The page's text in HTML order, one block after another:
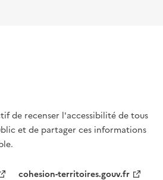
de recenser l'accessibilité de tous
et de partager ces informations
cohesion-territoires.gouv.fr